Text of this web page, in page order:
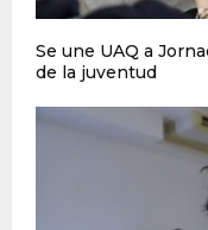
Se une UAQ a
de la juventud